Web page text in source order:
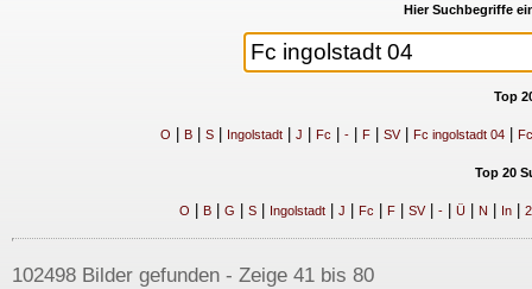
Hier Suchbegriffe
Top
O B| S| Ingolstadt| J Fc -| F| SV| Fc ingolstadt 04|
Top 20
O B| G S| Ingolstadt| J Fc F| SV| -| Ü| N In| 2
102498 Bilder gefunden - Zeige 41 bis 80